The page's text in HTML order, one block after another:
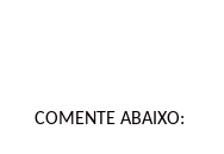
COMENTE ABAIXO: